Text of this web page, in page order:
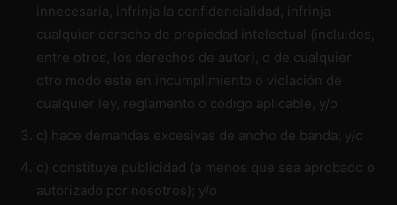
innecesaria, infrinja la confidencialidad, infrinja
cualquier derecho de propiedad intelectual (incluidos,
entre otros, los derechos de autor), o de cualquier
otro modo esté en incumplimiento o violación de
cualquier ley, reglamento o código aplicable, y/o
c) hace demandas excesivas de ancho de banda; y/o
d) constituye publicidad (a menos que sea aprobado o
autorizado por nosotros); y/o